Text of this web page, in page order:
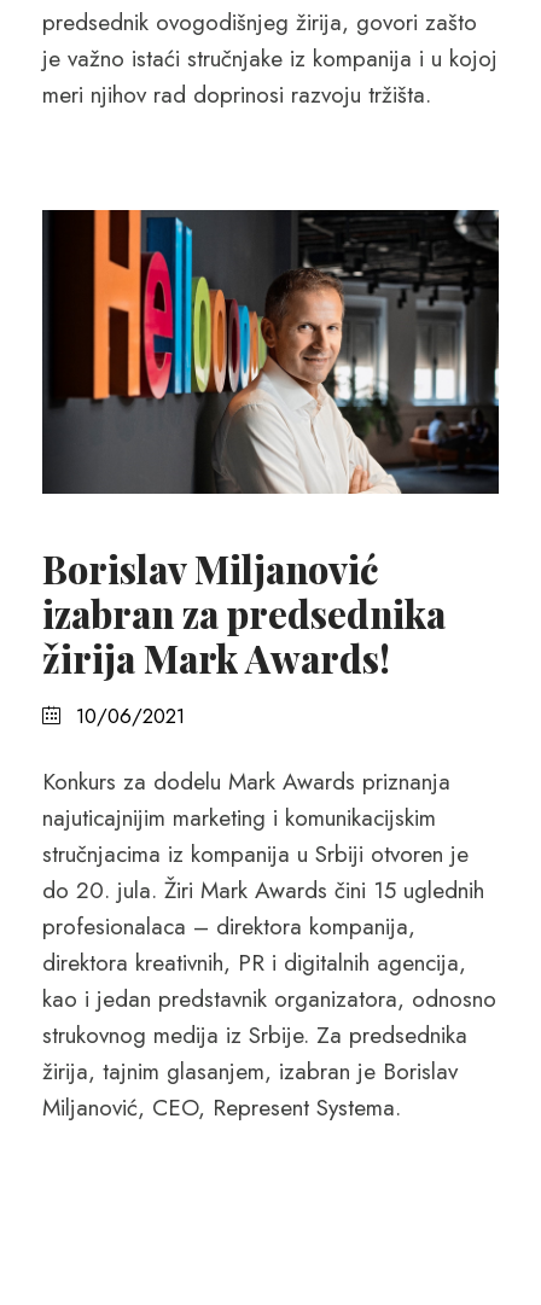
predsednik ovogodišnjeg žirija, govori zašto
je važno istaći stručnjake iz kompanija i u kojoj
meri njihov rad doprinosi razvoju tržišta.
Borislav Miljanović
izabran za predsednika
žirija Mark Awards!
10/06/2021
Konkurs za dodelu Mark Awards priznanja
najuticajnijim marketing i komunikacijskim
stručnjacima iz kompanija u Srbiji otvoren je
do 20. jula. Žiri Mark Awards čini 15 uglednih
profesionalaca – direktora kompanija,
direktora kreativnih, PR i digitalnih agencija,
kao i jedan predstavnik organizatora, odnosno
strukovnog medija iz Srbije. Za predsednika
žirija, tajnim glasanjem, izabran je Borislav
Miljanović, CEO, Represent Systema.